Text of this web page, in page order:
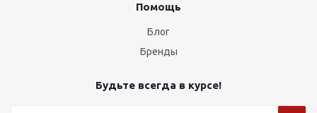
Помощь
Блог
Бренды
Будьте всегда в курсе!